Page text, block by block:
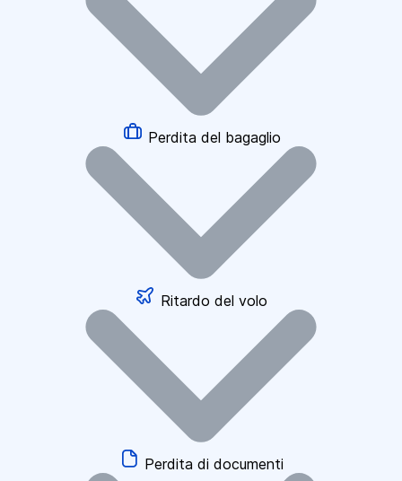
Perdita del bagaglio
Ritardo del volo
Perdita di documenti